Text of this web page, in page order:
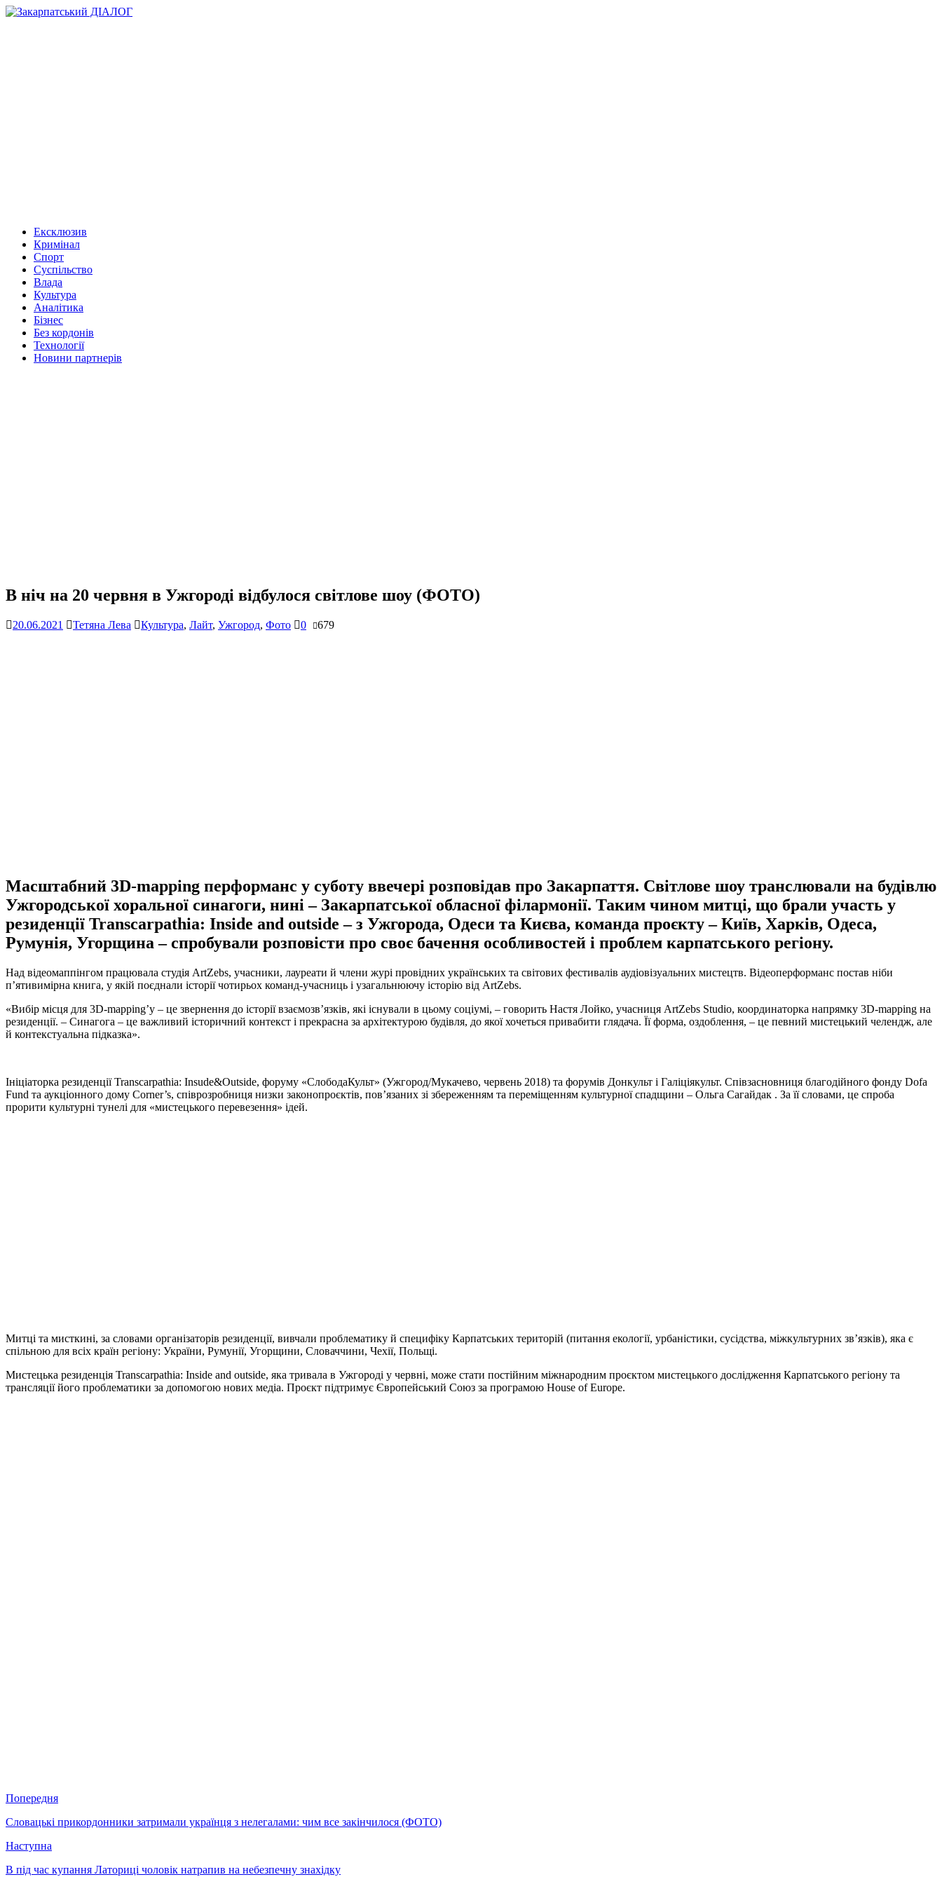
Ексклюзив
Кримінал
Спорт
Суспільство
Влада
Культура
Аналітика
Бізнес
Без кордонів
Технології
Новини партнерів
В ніч на 20 червня в Ужгороді відбулося світлове шоу (ФОТО)
20.06.2021 Тетяна Лева Культура, Лайт, Ужгород, Фото 0 679
Масштабний 3D-mapping перформанс у суботу ввечері розповідав про Закарпаття. Світлове шоу транслювали на будівлю
Ужгородської хоральної синагоги, нині – Закарпатської обласної філармонії. Таким чином митці, що брали участь у
резиденції Transcarpathia: Inside and outside – з Ужгорода, Одеси та Києва, команда проєкту – Київ, Харків, Одеса,
Румунія, Угорщина – спробували розповісти про своє бачення особливостей і проблем карпатського регіону.
Над відеомаппінгом працювала студія ArtZebs, учасники, лауреати й члени журі провідних українських та світових фестивалів аудіовізуальних мистецтв. Відеоперформанс постав ніби
п’ятивимірна книга, у якій поєднали історії чотирьох команд-учасниць і узагальнюючу історію від ArtZebs.
«Вибір місця для 3D-mapping’у – це звернення до історії взаємозв’язків, які існували в цьому соціумі, – говорить Настя Лойко, учасниця ArtZebs Studio, координаторка напрямку 3D-mapping на
резиденції. – Синагога – це важливий історичний контекст і прекрасна за архітектурою будівля, до якої хочеться привабити глядача. Її форма, оздоблення, – це певний мистецький челендж, але
й контекстуальна підказка».
Ініціаторка резиденції Transcarpathia: Insude&Outside, форуму «СлободаКульт» (Ужгород/Мукачево, червень 2018) та форумів Донкульт і Галіціякульт. Співзасновниця благодійного фонду Dofa
Fund та аукціонного дому Сorner’s, співрозробниця низки законопроєктів, пов’язаних зі збереженням та переміщенням культурної спадщини – Ольга Сагайдак . За її словами, це спроба
прорити культурні тунелі для «мистецького перевезення» ідей.
Митці та мисткині, за словами організаторів резиденції, вивчали проблематику й специфіку Карпатських територій (питання екології, урбаністики, сусідства, міжкультурних зв’язків), яка є
спільною для всіх країн регіону: України, Румунії, Угорщини, Словаччини, Чехії, Польщі.
Мистецька резиденція Transcarpathia: Inside and outside, яка тривала в Ужгороді у червні, може стати постійним міжнародним проєктом мистецького дослідження Карпатського регіону та
трансляції його проблематики за допомогою нових медіа. Проєкт підтримує Європейський Союз за програмою House of Europe.
Попередня
Словацькі прикордонники затримали українця з нелегалами: чим все закінчилося (ФОТО)
Наступна
В під час купання Латориці чоловік натрапив на небезпечну знахідку